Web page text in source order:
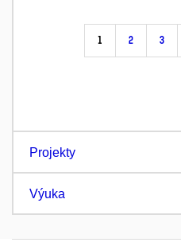
1 2 3
Projekty
Výuka